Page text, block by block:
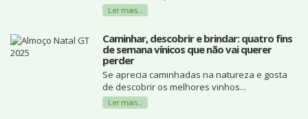
Ler mais...
Caminhar, descobrir e brindar: quatro fins
de semana vínicos que não vai querer
perder
Se aprecia caminhadas na natureza e gosta
de descobrir os melhores vinhos...
Ler mais...